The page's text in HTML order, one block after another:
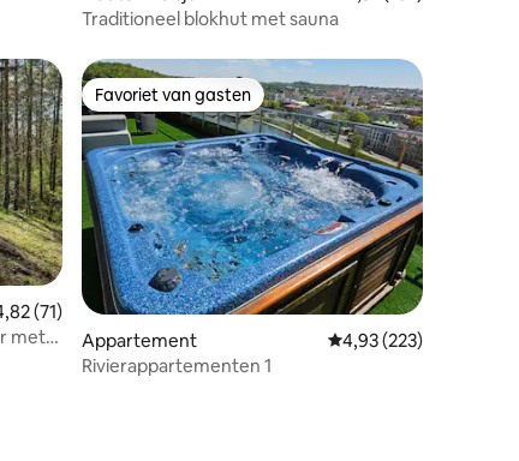
Traditioneel blokhut met sauna
beoordeling van 4,82 op 5, 71 recensies
(71)
met
Favoriet van gasten
Favoriet van gasten
Appartement Gemiddelde
4,93 (223)
Rivierappartementen 1